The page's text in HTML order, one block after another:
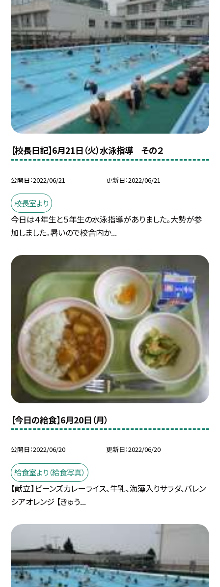
【校長日記】6月21日（火）水泳指導 その２
公開日 2022/06/21 更新日 2022/06/21
校長室より
今日は４年生と５年生の水泳指導がありました。大勢が参
加しました。暑いので校舎内か...
【今日の給食】6月20日（月）
公開日 2022/06/20 更新日 2022/06/20
給食室より（給食写真）
【献立】ビーンズカレーライス、牛乳、海藻入りサラダ、バレン
シアオレンジ 【きゅう...